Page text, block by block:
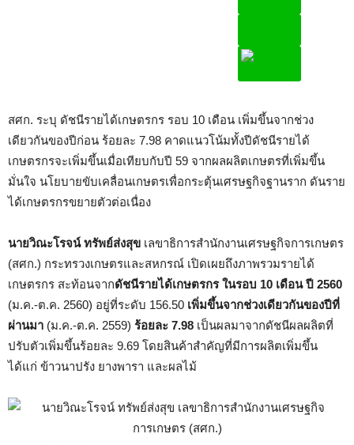
สศก. ระบุ ดัชนีรายได้เกษตรกร รอบ 10 เดือน เพิ่มขึ้นจากช่วง
เดียวกันของปีก่อน ร้อยละ 7.98 คาดแนวโน้มทั้งปีดัชนีรายได้
เกษตรกรจะเพิ่มขึ้นเมื่อเทียบกับปี 59 จากผลผลิตเกษตรที่เพิ่มขึ้น
มั่นใจ นโยบายขับเคลื่อนเกษตรเพื่อกระตุ้นเศรษฐกิจฐานราก ดันราย
ได้เกษตรกรขยายตัวต่อเนื่อง
นายวิณะโรจน์ ทรัพย์ส่งสุข เลขาธิการสำนักงานเศรษฐกิจการเกษตร
(สศก.) กระทรวงเกษตรและสหกรณ์ เปิดเผยถึงภาพรวมรายได้
เกษตรกร สะท้อนจากดัชนีรายได้เกษตรกร ในรอบ 10 เดือน ปี 2560
(ม.ค.-ต.ค. 2560) อยู่ที่ระดับ 156.50 เพิ่มขึ้นจากช่วงเดียวกันของปีที่
ผ่านมา (ม.ค.-ต.ค. 2559) ร้อยละ 7.98 เป็นผลมาจากดัชนีผลผลิตที่
ปรับตัวเพิ่มขึ้นร้อยละ 9.69 โดยสินค้าสำคัญที่มีการผลิตเพิ่มขึ้น
ได้แก่ ข้าวนาปรัง ยางพารา และผลไม้